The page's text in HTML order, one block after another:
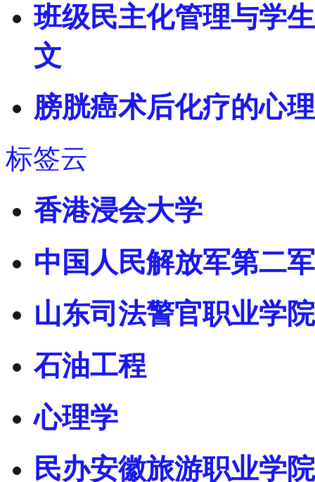
班级民主化管理与学
文
膀胱癌术后化疗的心
标签云
香港浸会大学
中国人民解放军第二
山东司法警官职业学院
石油工程
心理学
民办安徽旅游职业学院